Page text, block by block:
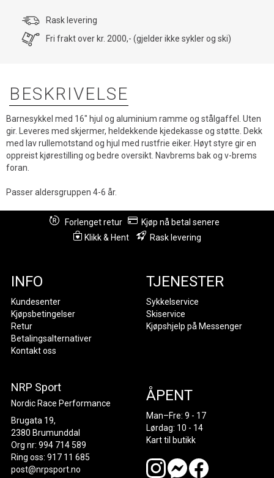
Rask levering
Fri frakt over kr. 2000,- (gjelder ikke sykler og ski)
BESKRIVELSE
Barnesykkel med 16" hjul og aluminium ramme og stålgaffel. Uten
gir. Leveres med skjermer, heldekkende kjedekasse og støtte. Dekk
med lav rullemotstand og hjul med rustfrie eiker. Høyt styre gir en
oppreist kjørestilling og bedre oversikt. Navbrems bak og v-brems
foran.
Passer aldersgruppen 4-6 år.
Forlenget retur
Kjøp nå betal senere
Klikk & Hent
Rask levering
INFO
Kundesenter
Kjøpsbetingelser
Retur
Betalingsalternativer
Kontakt oss
TJENESTER
Sykkelservice
Skiservice
Kjøpshjelp på Messenger
NRP Sport
Nordic Race Performance
Brugata 19,
2380 Brumunddal
Org nr: 994 714 589
Ring oss: 917 11 685
post@nrpsport.no
ÅPENT
Man–Fre: 9 - 17
Lørdag: 10 - 14
Kart til butikk